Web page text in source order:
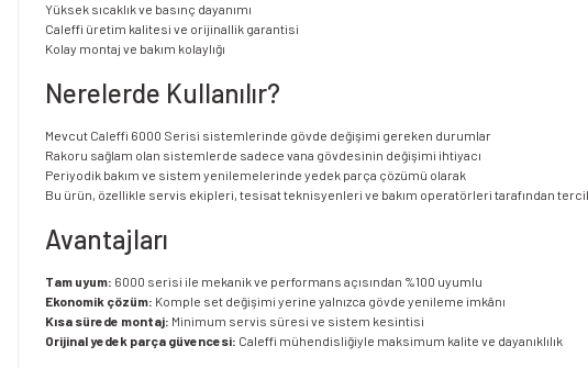
Yüksek sıcaklık ve basınç dayanımı
Caleffi üretim kalitesi ve orijinallik garantisi
Kolay montaj ve bakım kolaylığı
Nerelerde Kullanılır?
Mevcut Caleffi 6000 Serisi sistemlerinde gövde değişimi gereken durumlar
Rakoru sağlam olan sistemlerde sadece vana gövdesinin değişimi ihtiyacı
Periyodik bakım ve sistem yenilemelerinde yedek parça çözümü olarak
Bu ürün, özellikle servis ekipleri, tesisat teknisyenleri ve bakım operatörleri tarafından
Avantajları
Tam uyum: 6000 serisi ile mekanik ve performans açısından %100 uyumlu
Ekonomik çözüm: Komple set değişimi yerine yalnızca gövde yenileme imkânı
Kısa sürede montaj: Minimum servis süresi ve sistem kesintisi
Orijinal yedek parça güvencesi: Caleffi mühendisliğiyle maksimum kalite ve dayanıklılık